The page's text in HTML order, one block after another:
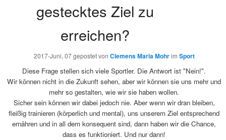
gestecktes Ziel zu
erreichen?
2017-Juni, 07gepostet von Clemens Maria Mohrim Sport
Diese Frage stellen sich viele Sportler. Die Antwort ist "Nein!".
Wir können nicht in die Zukunft sehen, aber wir können sie uns mehr und
mehr so gestalten, wie wir sie haben wollen.
Sicher sein können wir dabei jedoch nie. Aber wenn wir dran bleiben,
fleißig trainieren (körperlich und mental), uns unserem Ziel entsprechend
ernähren und in all dem konsequent sind, dann haben wir die Chance,
dass es funktioniert. Und nur dann!